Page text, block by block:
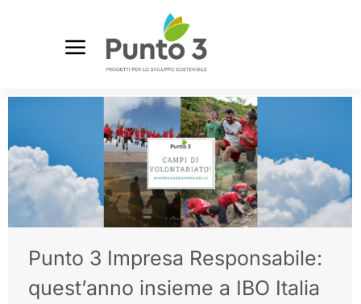
Punto 3 Impresa Responsabile:
quest’anno insieme a IBO Italia